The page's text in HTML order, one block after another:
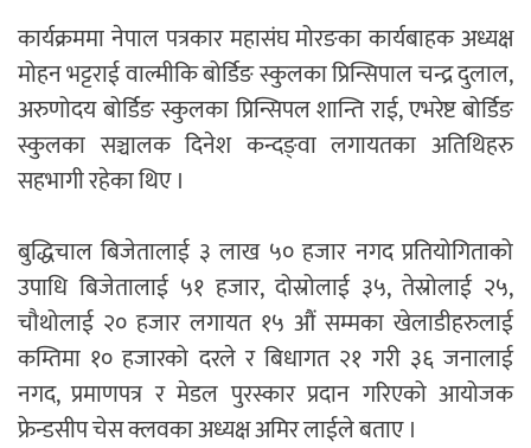
कार्यक्रममा नेपाल पत्रकार महासंघ मोरङका कार्यबाहक अध्यक्ष
मोहन भट्टराई वाल्मीकि बोर्डिङ स्कुलका प्रिन्सिपाल चन्द्र दुलाल,
अरुणोदय बोर्डिङ स्कुलका प्रिन्सिपल शान्ति राई, एभरेष्ट बोर्डिङ
स्कुलका सञ्चालक दिनेश कन्दङ्वा लगायतका अतिथिहरु
सहभागी रहेका थिए ।
बुद्धिचाल बिजेतालाई ३ लाख ५० हजार नगद प्रतियोगिताको
उपाधि बिजेतालाई ५१ हजार, दोस्रोलाई ३५, तेस्रोलाई २५,
चौथोलाई २० हजार लगायत १५ औं सम्मका खेलाडीहरुलाई
कम्तिमा १० हजारको दरले र बिधागत २१ गरी ३६ जनालाई
नगद, प्रमाणपत्र र मेडल पुरस्कार प्रदान गरिएको आयोजक
फ्रेन्डसीप चेस क्लवका अध्यक्ष अमिर लाईले बताए ।